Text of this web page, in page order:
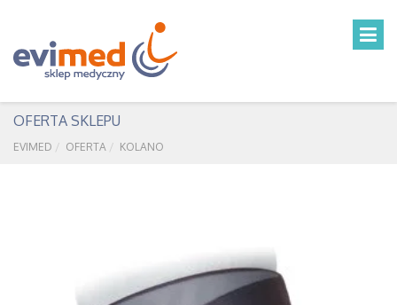
OFERTA SKLEPU
EVIMED OFERTA KOLANO